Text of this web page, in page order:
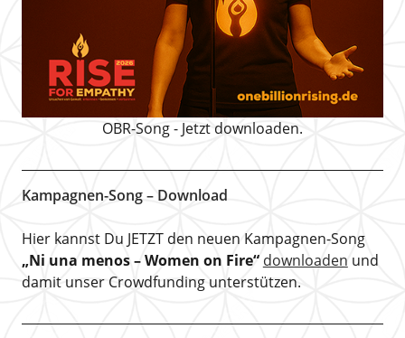
OBR-Song - Jetzt downloaden.
Kampagnen-Song – Download
Hier kannst Du JETZT den neuen Kampagnen-Song
„Ni una menos – Women on Fire“ downloaden und
damit unser Crowdfunding unterstützen.